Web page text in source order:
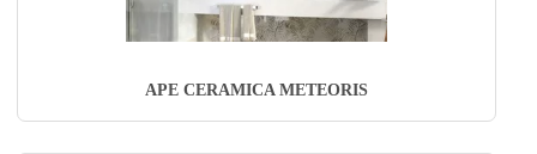
APE CERAMICA METEORIS